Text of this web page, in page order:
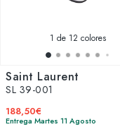
1 de 12 colores
Saint Laurent
SL 39-001
188,50€
Entrega Martes 11 Agosto